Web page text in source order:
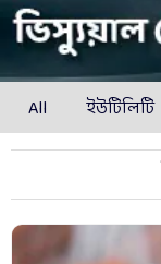
All ইউটিলিটি